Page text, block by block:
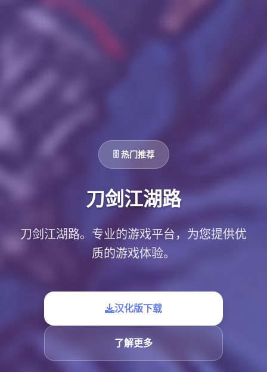
🗄️ 热门推荐
刀剑江湖路
刀剑江湖路。专业的游戏平台，为您提供优
质的游戏体验。
汉化版下载
了解更多